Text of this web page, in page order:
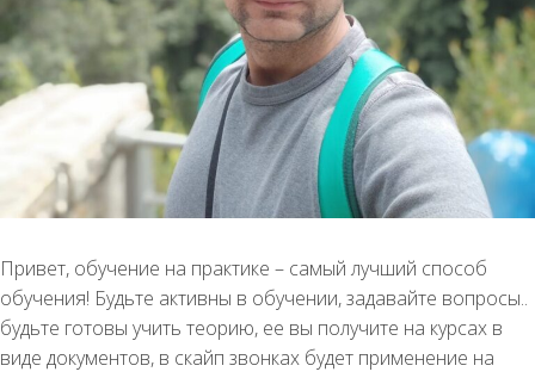
Привет, обучение на практике – самый лучший способ
обучения! Будьте активны в обучении, задавайте вопросы..
будьте готовы учить теорию, ее вы получите на курсах в
виде документов, в скайп звонках будет применение на